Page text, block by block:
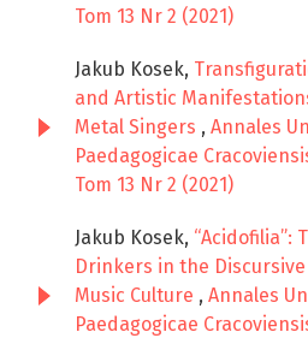
Tom 13 Nr 2 (2021)
Jakub Kosek,
and Artistic
Metal Singers , Annales
Paedagogicae
Tom 13 Nr 2 (2021)
Jakub Kosek, “Acidofilia”:
Drinkers in the
Music Culture , Annales
Paedagogicae